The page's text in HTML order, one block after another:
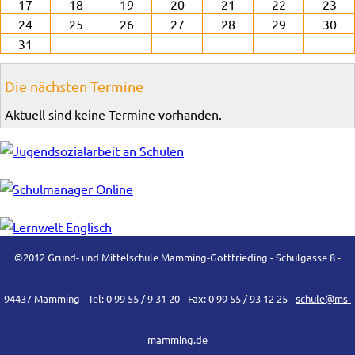
17
18 19 20 21 22
23
24
25 26 27 28 29
30
31
Die nächsten Termine
Aktuell sind keine Termine vorhanden.
©2012 Grund- und Mittelschule Mamming-Gottfrieding - Schulgasse 8 -
94437 Mamming - Tel: 0 99 55 / 9 31 20 - Fax: 0 99 55 / 93 12 25 -schule@ms-
mamming.de